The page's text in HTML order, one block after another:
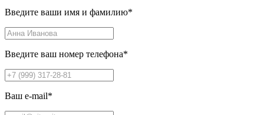
Введите ваши имя и фамилию*
Введите ваш номер телефона*
Ваш e-mail*